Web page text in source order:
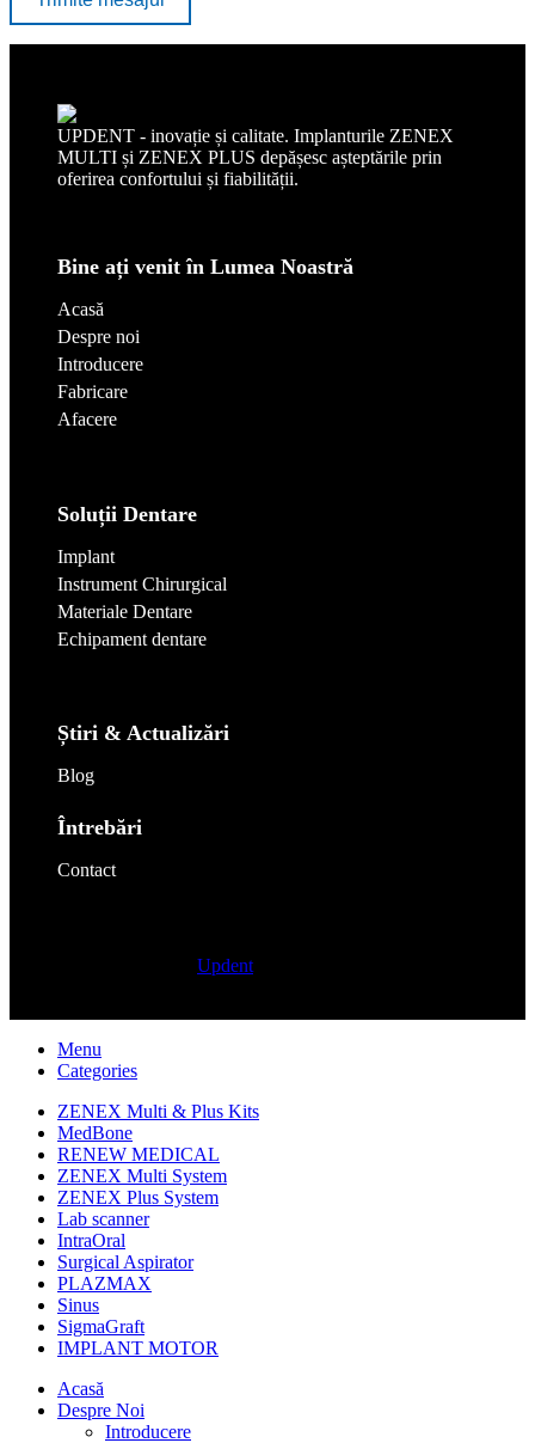
UPDENT - inovație și calitate. Implanturile ZENEX
MULTI și ZENEX PLUS depășesc așteptările prin
oferirea confortului și fiabilității.
Bine ați venit în Lumea Noastră
Acasă
Despre noi
Introducere
Fabricare
Afacere
Soluții Dentare
Implant
Instrument Chirurgical
Materiale Dentare
Echipament dentare
Știri & Actualizări
Blog
Întrebări
Contact
Updent. All rights reserved
Menu
Categories
ZENEX Multi & Plus Kits
MedBone
RENEW MEDICAL
ZENEX Multi System
ZENEX Plus System
Lab scanner
IntraOral
Surgical Aspirator
PLAZMAX
Sinus
SigmaGraft
IMPLANT MOTOR
Acasă
Despre Noi
Introducere